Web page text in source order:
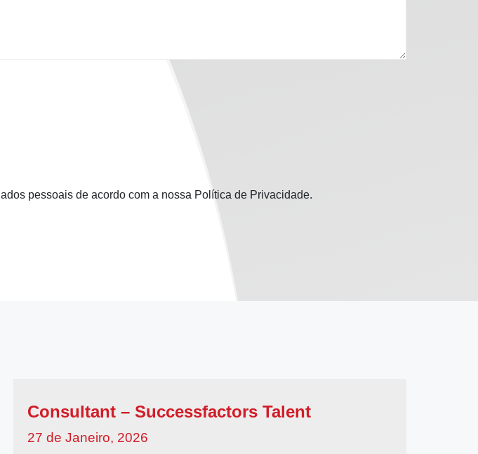
pessoais de acordo com a nossa Política de Privacidade.
Consultant – Successfactors Talent
27 de Janeiro, 2026